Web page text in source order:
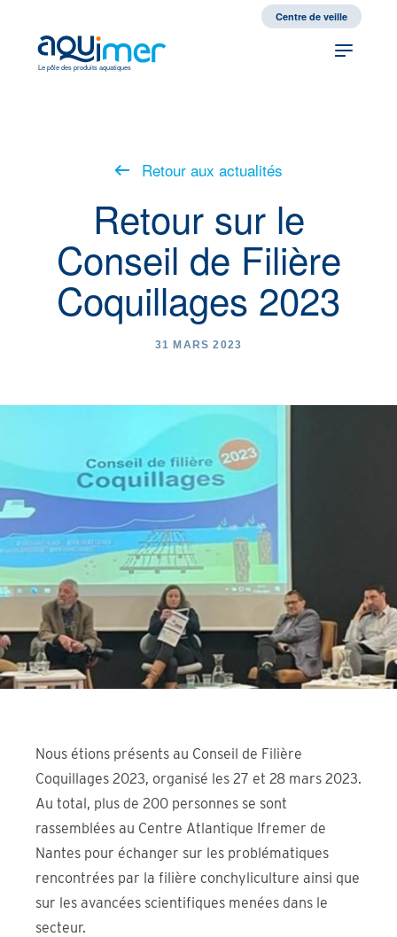
Centre de veille
Le pôle des produits aquatiques
Retour aux actualités
Retour sur le
Conseil de Filière
Coquillages 2023
31 MARS 2023
Nous étions présents au Conseil de Filière
Coquillages 2023, organisé les 27 et 28 mars 2023.
Au total, plus de 200 personnes se sont
rassemblées au Centre Atlantique Ifremer de
Nantes pour échanger sur les problématiques
rencontrées par la filière conchyliculture ainsi que
sur les avancées scientifiques menées dans le
secteur.